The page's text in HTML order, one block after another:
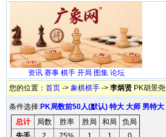
资讯 赛事 棋手 开局 图集 论坛
您的位置： 首页 -> 象棋棋手 -> 李炳贤 PK胡景尧
条件选择:PK局数前50人(默认) 特大 大师 男特大
总计
局数 胜率 胜局 和局
负局